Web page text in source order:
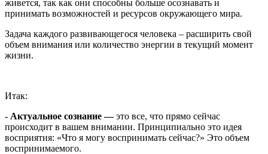
живется, так как они способны больше осознавать и
принимать возможностей и ресурсов окружающего мира.
Задача каждого развивающегося человека – расширить свой
объем внимания или количество энергии в текущий момент
жизни.
Итак:
- Актуальное сознание —это все, что прямо сейчас
происходит в вашем внимании. Принципиально это идея
восприятия: «Что я могу воспринимать сейчас?» Это объем
воспринимаемого.